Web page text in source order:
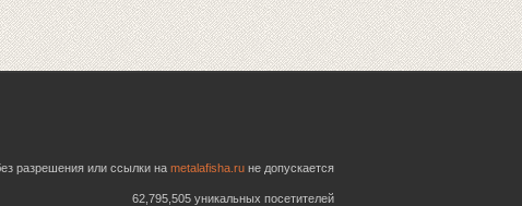
разрешения или ссылки на metalafisha.ru не допускается
62,795,505 уникальных посетителей